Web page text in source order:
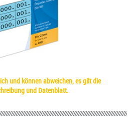
und können abweichen, es gilt die
und Datenblatt.